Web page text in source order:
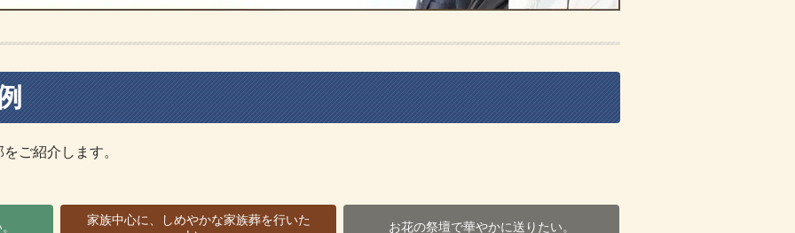
ご紹介します。
家族中心に、しめやかな家族葬を行いた
お花の祭壇で華やかに送りたい。